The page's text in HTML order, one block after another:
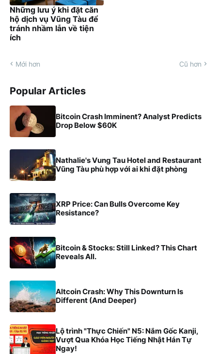
Những lưu ý khi đặt căn
hộ dịch vụ Vũng Tàu để
tránh nhầm lẫn về tiện
ích
Mới hơn Cũ hơn
Popular Articles
Bitcoin Crash Imminent? Analyst Predicts
Drop Below $60K
Nathalie's Vung Tau Hotel and Restaurant
Vũng Tàu phù hợp với ai khi đặt phòng
XRP Price: Can Bulls Overcome Key
Resistance?
Bitcoin & Stocks: Still Linked? This Chart
Reveals All.
Altcoin Crash: Why This Downturn Is
Different (And Deeper)
Lộ trình "Thực Chiến" N5: Nắm Gốc Kanji,
Vượt Qua Khóa Học Tiếng Nhật Hán Tự
Ngay!